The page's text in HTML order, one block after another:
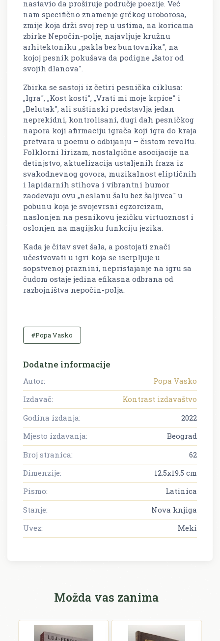
nastavio da proširuje područje poezije. Već
nam specifično znamenje grčkog uroborosa,
zmije koja drži svoj rep u ustima, na koricama
zbirke Nepočin-polje, najavljuje kružnu
arhitektoniku „pakla bez buntovnika", na
kojoj pesnik pokušava da podigne „šator od
svojih dlanova".
Zbirka se sastoji iz četiri pesnička ciklusa:
„Igra", „Kost kosti", „Vrati mi moje krpice" i
„Belutak", ali suštinski predstavlja jedan
neprekidni, kontrolisani, dugi dah pesničkog
napora koji afirmaciju igrača koji igra do kraja
pretvara u poemu o odbijanju – čistom revoltu.
Folklorni lirizam, nostalgične asocijacije na
detinjstvo, aktuelizacija ustaljenih fraza iz
svakodnevnog govora, muzikalnost eliptičnih
i lapidarnih stihova i vibrantni humor
zaodevaju ovu „neslanu šalu bez šaljivca" u
pobunu koja je svojevrsni egzorcizam,
naslonjen na pesnikovu jezičku virtuoznost i
oslonjen na magijsku funkciju jezika.
Kada je čitav svet šala, a postojati znači
učestvovati u igri koja se iscrpljuje u
sopstvenoj praznini, nepristajanje na igru sa
čudom ostaje jedina efikasna odbrana od
razbojništva nepočin-polja.
#Popa Vasko
Dodatne informacije
Autor:
Popa Vasko
Izdavač:
Kontrast izdavaštvo
Godina izdanja:
2022
Mjesto izdavanja:
Beograd
Broj stranica:
62
Dimenzije:
12.5x19.5 cm
Pismo:
Latinica
Stanje:
Nova knjiga
Uvez:
Meki
Možda vas zanima